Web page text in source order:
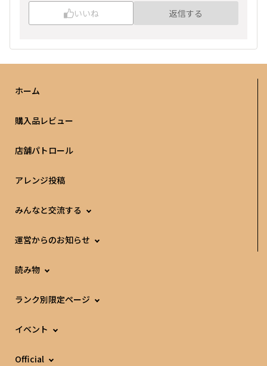
いいね 返信する
ホーム
購入品レビュー
店舗パトロール
アレンジ投稿
みんなと交流する
運営からのお知らせ
読み物
ランク別限定ページ
イベント
Official